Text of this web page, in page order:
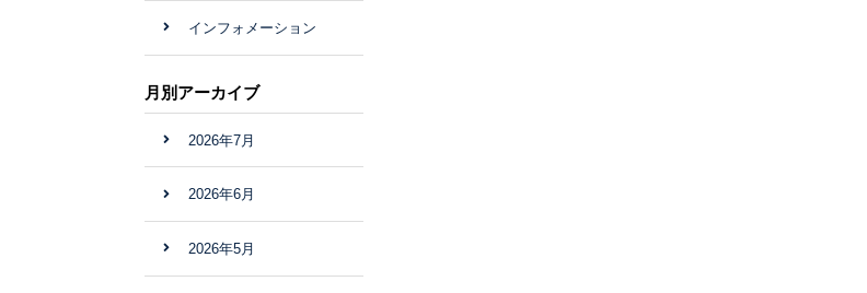
インフォメーション
月別アーカイブ
2026年7月
2026年6月
2026年5月